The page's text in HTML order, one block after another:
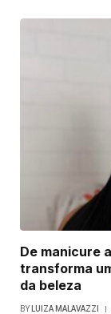
De manicure
transforma
da beleza
BY LUIZA MALAVAZZI